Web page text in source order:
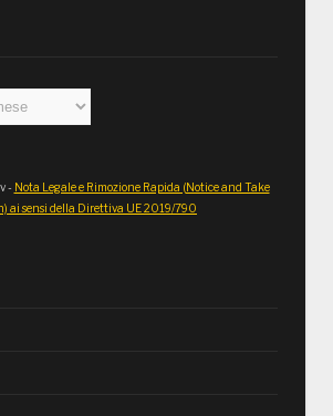
- Nota Legale e Rimozione Rapida (Notice and Take
ai sensi della Direttiva UE 2019/790